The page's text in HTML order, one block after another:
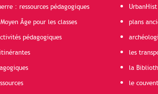
: ressources pédagogiques
Âge pour les classes
pédagogiques
UrbanHist
plans
les
la
le